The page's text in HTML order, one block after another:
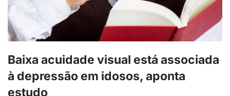
Baixa acuidade visual está associada
à depressão em idosos, aponta
estudo